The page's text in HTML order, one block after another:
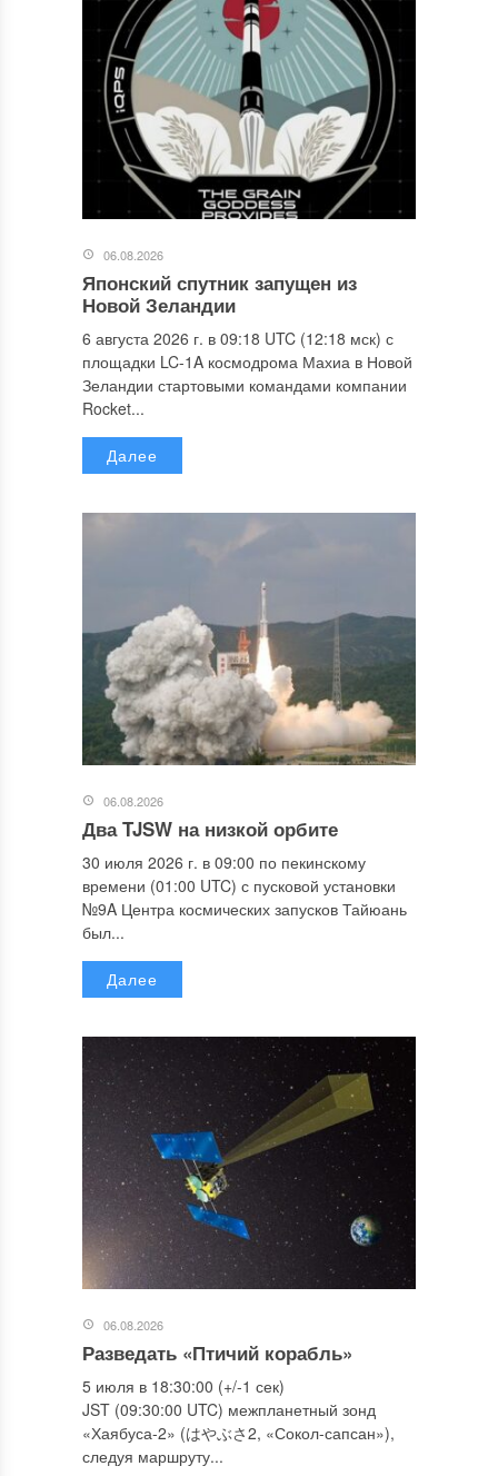
06.08.2026
Японский спутник запущен из
Новой Зеландии
6 августа 2026 г. в 09:18 UTC (12:18 мск) с
площадки LC-1A космодрома Махиа в Новой
Зеландии стартовыми командами компании
Rocket...
Далее
06.08.2026
Два TJSW на низкой орбите
30 июля 2026 г. в 09:00 по пекинскому
времени (01:00 UTC) с пусковой установки
№9A Центра космических запусков Тайюань
был...
Далее
06.08.2026
Разведать «Птичий корабль»
5 июля в 18:30:00 (+/-1 сек)
JST (09:30:00 UTC) межпланетный зонд
«Хаябуса-2» (はやぶさ2, «Сокол-сапсан»),
следуя маршруту...